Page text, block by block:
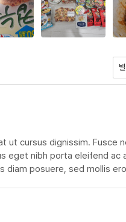
cursus dignissim. Fusce
eget nibh porta eleifend ac
diam posuere, sed mollis